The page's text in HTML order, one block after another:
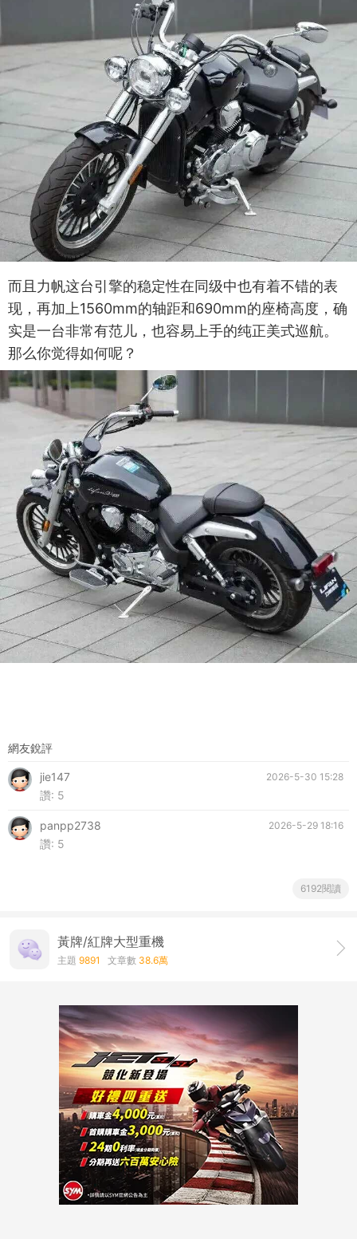
而且力帆这台引擎的稳定性在同级中也有着不错的表
现，再加上1560mm的轴距和690mm的座椅高度，确
实是一台非常有范儿，也容易上手的纯正美式巡航。
那么你觉得如何呢？
網友銳評
2026-5-30 15:28
jie147
讚: 5
2026-5-29 18:16
panpp2738
讚: 5
6192閱讀
黃牌/紅牌大型重機
主題 9891 文章數 38.6萬